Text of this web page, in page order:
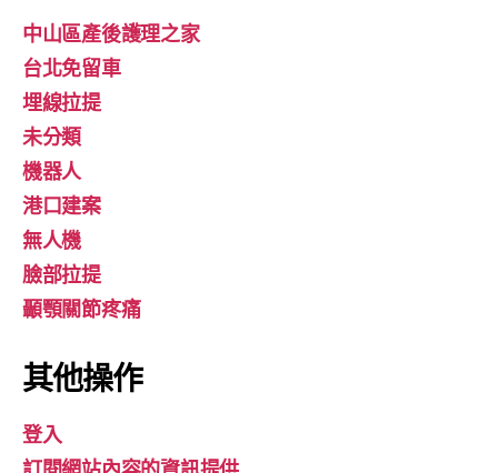
中山區產後護理之家
台北免留車
埋線拉提
未分類
機器人
港口建案
無人機
臉部拉提
顳顎關節疼痛
其他操作
登入